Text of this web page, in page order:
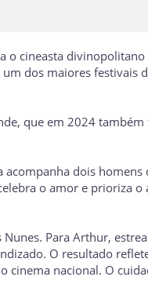
cineasta
dos maiores festivais
que em 2024
dois
o amor e prioriza
Para Arthur,
O resultado
cinema nacional. O